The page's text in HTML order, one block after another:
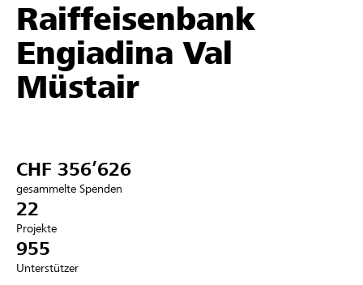
Hilfe & Support
Partner / Raiffeisenbank
Registrieren
DE
Raiffeisenbank
Engiadina Val
Müstair
CHF 356’626
gesammelte Spenden
22
Projekte
955
Unterstützer